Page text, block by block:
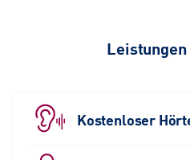
Leistungen
Kostenloser